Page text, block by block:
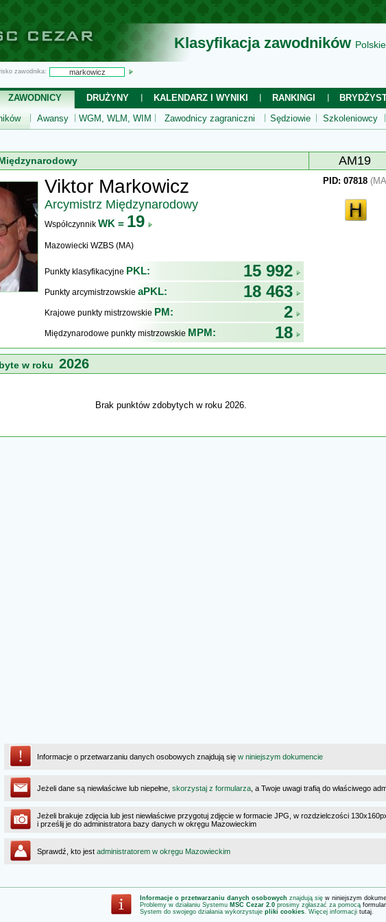
Klasyfikacja zawodników
zawodnika:
ZAWODNICY DRUŻYNY KALENDARZ I WYNIKI RANKINGI
Awansy WGM, WLM, WIM Zawodnicy zagraniczni Sędziowie Szkoleniowcy
AM19
Viktor Markowicz
Arcymistrz Międzynarodowy
Współczynnik WK = 19
Mazowiecki WZBS (MA)
Punkty klasyfikacyjne PKL: 15 992
Punkty arcymistrzowskie aPKL: 18 463
Krajowe punkty mistrzowskie PM: 2
Międzynarodowe punkty mistrzowskie MPM: 18
PID: 07818
w roku 2026
Brak punktów zdobytych w roku 2026.
Informacje o przetwarzaniu danych osobowych znajdują się w niniejszym dokumencie
Jeżeli dane są niewłaściwe lub niepełne, skorzystaj z formularza , a Twoje uwagi trafią do właściwego
Jeżeli brakuje zdjęcia lub jest niewłaściwe przygotuj zdjęcie w formacie JPG, w rozdzielczości
i prześlij je do administratora bazy danych w okręgu Mazowieckim
Sprawdź, kto jest administratorem w okręgu Mazowieckim
Informacje o przetwarzaniu danych osobowych znajdują się w niniejszym
Problemy w działaniu Systemu MSC Cezar 2.0 prosimy zgłaszać za pomocą
System do swojego działania wykorzystuje pliki cookies. Więcej informacji tutaj.